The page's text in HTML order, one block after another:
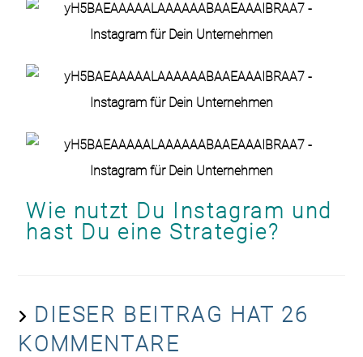
Wie nutzt Du Instagram und
hast Du eine Strategie?
DIESER BEITRAG HAT 26
KOMMENTARE